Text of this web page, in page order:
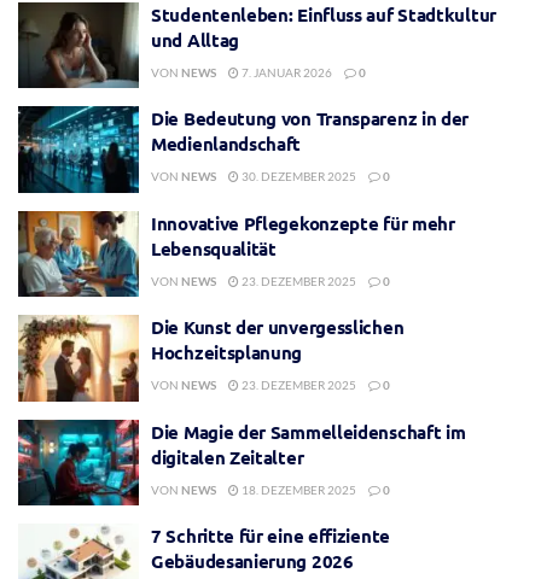
Studentenleben: Einfluss auf Stadtkultur
und Alltag
VON NEWS 7. JANUAR 2026 0
Die Bedeutung von Transparenz in der
Medienlandschaft
VON NEWS 30. DEZEMBER 2025 0
Innovative Pflegekonzepte für mehr
Lebensqualität
VON NEWS 23. DEZEMBER 2025 0
Die Kunst der unvergesslichen
Hochzeitsplanung
VON NEWS 23. DEZEMBER 2025 0
Die Magie der Sammelleidenschaft im
digitalen Zeitalter
VON NEWS 18. DEZEMBER 2025 0
7 Schritte für eine effiziente
Gebäudesanierung 2026